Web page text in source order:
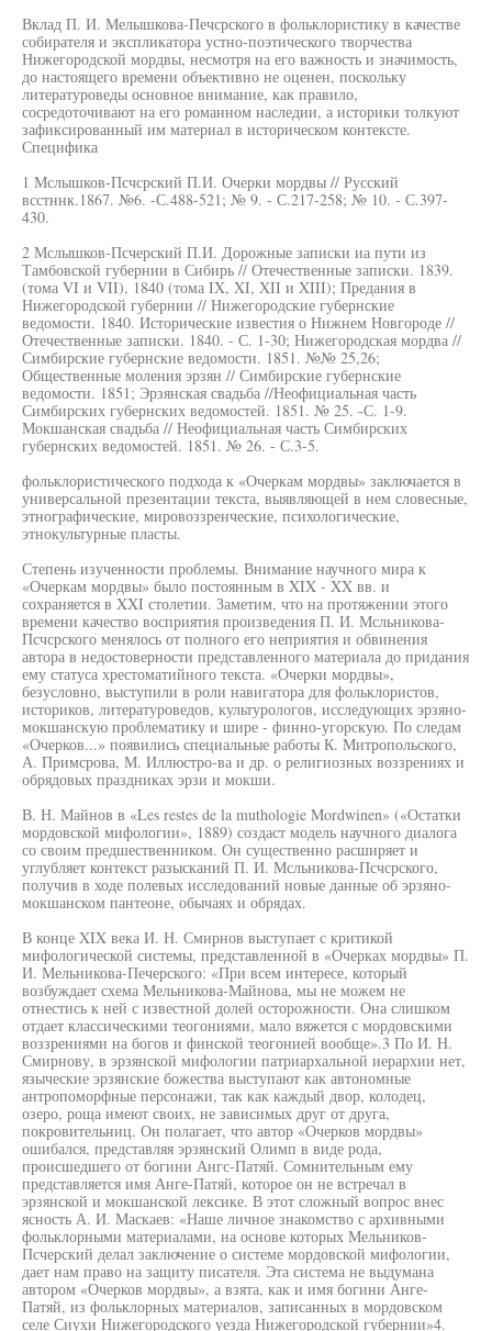
Вклад П. И. Мелышкова-Печсрского в фольклористику в качестве
собирателя и экспликатора устно-поэтического творчества
Нижегородской мордвы, несмотря на его важность и значимость,
до настоящего времени объективно не оценен, поскольку
литературоведы основное внимание, как правило,
сосредоточивают на его романном наследии, а историки толкуют
зафиксированный им материал в историческом контексте.
Специфика
1 Мслышков-Псчсрский П.И. Очерки мордвы // Русский
всстннк.1867. №6. -С.488-521; № 9. - С.217-258; № 10. - С.397-
430.
2 Мслышков-Псчерский П.И. Дорожные записки иа пути из
Тамбовской губернии в Сибирь // Отечественные записки. 1839.
(тома VI и VII), 1840 (тома IX, XI, XII и XIII); Предания в
Нижегородской губернии // Нижегородские губернские
ведомости. 1840. Исторические известия о Нижнем Новгороде //
Отечественные записки. 1840. - С. 1-30; Нижегородская мордва //
Симбирские губернские ведомости. 1851. №№ 25,26;
Общественные моления эрзян // Симбирские губернские
ведомости. 1851; Эрзянская свадьба //Неофициальная часть
Симбирских губернских ведомостей. 1851. № 25. -С. 1-9.
Мокшанская свадьба // Неофициальная часть Симбирских
губернских ведомостей. 1851. № 26. - С.3-5.
фольклористического подхода к «Очеркам мордвы» заключается в
универсальной презентации текста, выявляющей в нем словесные,
этнографические, мировоззренческие, психологические,
этнокультурные пласты.
Степень изученности проблемы. Внимание научного мира к
«Очеркам мордвы» было постоянным в XIX - XX вв. и
сохраняется в XXI столетии. Заметим, что на протяжении этого
времени качество восприятия произведения П. И. Мсльникова-
Псчсрского менялось от полного его неприятия и обвинения
автора в недостоверности представленного материала до придания
ему статуса хрестоматийного текста. «Очерки мордвы»,
безусловно, выступили в роли навигатора для фольклористов,
историков, литературоведов, культурологов, исследующих эрзяно-
мокшанскую проблематику и шире - финно-угорскую. По следам
«Очерков...» появились специальные работы К. Митропольского,
А. Примсрова, М. Иллюстро-ва и др. о религиозных воззрениях и
обрядовых праздниках эрзи и мокши.
В. Н. Майнов в «Les restes de la muthologie Mordwinen» («Остатки
мордовской мифологии», 1889) создаст модель научного диалога
со своим предшественником. Он существенно расширяет и
углубляет контекст разысканий П. И. Мсльникова-Псчсрского,
получив в ходе полевых исследований новые данные об эрзяно-
мокшанском пантеоне, обычаях и обрядах.
В конце XIX века И. Н. Смирнов выступает с критикой
мифологической системы, представленной в «Очерках мордвы» П.
И. Мельникова-Печерского: «При всем интересе, который
возбуждает схема Мельникова-Майнова, мы не можем не
отнестись к ней с известной долей осторожности. Она слишком
отдает классическими теогониями, мало вяжется с мордовскими
воззрениями на богов и финской теогонией вообще».3 По И. Н.
Смирнову, в эрзянской мифологии патриархальной иерархии нет,
языческие эрзянские божества выступают как автономные
антропоморфные персонажи, так как каждый двор, колодец,
озеро, роща имеют своих, не зависимых друг от друга,
покровительниц. Он полагает, что автор «Очерков мордвы»
ошибался, представляя эрзянский Олимп в виде рода,
происшедшего от богини Ангс-Патяй. Сомнительным ему
представляется имя Анге-Патяй, которое он не встречал в
эрзянской и мокшанской лексике. В этот сложный вопрос внес
ясность А. И. Маскаев: «Наше личное знакомство с архивными
фольклорными материалами, на основе которых Мельников-
Псчерский делал заключение о системе мордовской мифологии,
дает нам право на защиту писателя. Эта система не выдумана
автором «Очерков мордвы», а взята, как и имя богини Анге-
Патяй, из фольклорных материалов, записанных в мордовском
селе Сиухи Нижегородского уезда Нижегородской губернии»4.